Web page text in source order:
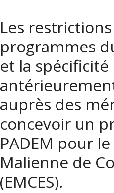
Les
programmes
et la
auprès des
concevoir un
PADEM pour
Malienne de
(EMCES).